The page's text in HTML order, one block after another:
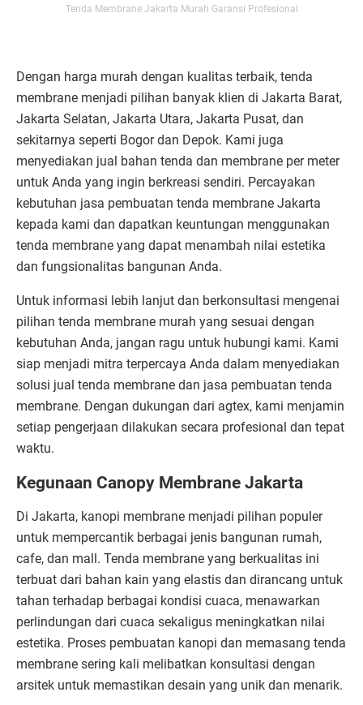
Tenda Membrane Jakarta Murah Garansi Profesional
Dengan harga murah dengan kualitas terbaik, tenda
membrane menjadi pilihan banyak klien di Jakarta Barat,
Jakarta Selatan, Jakarta Utara, Jakarta Pusat, dan
sekitarnya seperti Bogor dan Depok. Kami juga
menyediakan jual bahan tenda dan membrane per meter
untuk Anda yang ingin berkreasi sendiri. Percayakan
kebutuhan jasa pembuatan tenda membrane Jakarta
kepada kami dan dapatkan keuntungan menggunakan
tenda membrane yang dapat menambah nilai estetika
dan fungsionalitas bangunan Anda.
Untuk informasi lebih lanjut dan berkonsultasi mengenai
pilihan tenda membrane murah yang sesuai dengan
kebutuhan Anda, jangan ragu untuk hubungi kami. Kami
siap menjadi mitra terpercaya Anda dalam menyediakan
solusi jual tenda membrane dan jasa pembuatan tenda
membrane. Dengan dukungan dari agtex, kami menjamin
setiap pengerjaan dilakukan secara profesional dan tepat
waktu.
Kegunaan Canopy Membrane Jakarta
Di Jakarta, kanopi membrane menjadi pilihan populer
untuk mempercantik berbagai jenis bangunan rumah,
cafe, dan mall. Tenda membrane yang berkualitas ini
terbuat dari bahan kain yang elastis dan dirancang untuk
tahan terhadap berbagai kondisi cuaca, menawarkan
perlindungan dari cuaca sekaligus meningkatkan nilai
estetika. Proses pembuatan kanopi dan memasang tenda
membrane sering kali melibatkan konsultasi dengan
arsitek untuk memastikan desain yang unik dan menarik.